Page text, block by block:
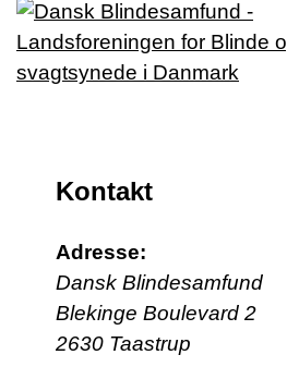
Kontakt
Adresse:
Dansk Blindesamfund
Blekinge Boulevard 2
2630 Taastrup